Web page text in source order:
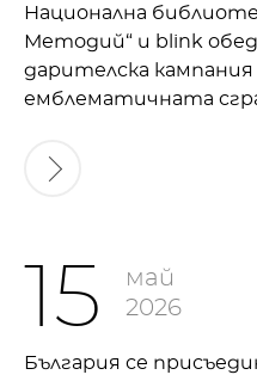
Национална
Методий“ и blink
дарителска
емблематичната
15
май
2026
България се